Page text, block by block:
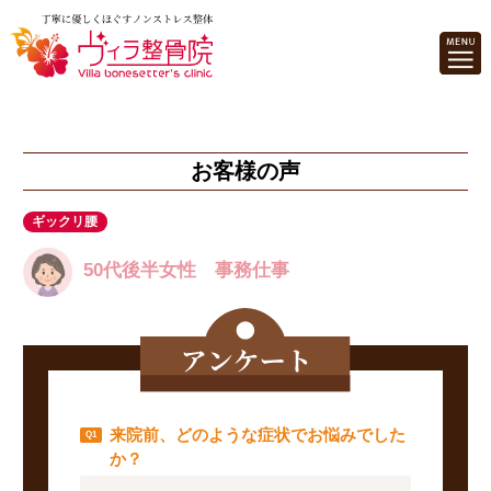
お客様の声
ギックリ腰
50代後半女性 事務仕事
来院前、どのような症状でお悩みでした
か？